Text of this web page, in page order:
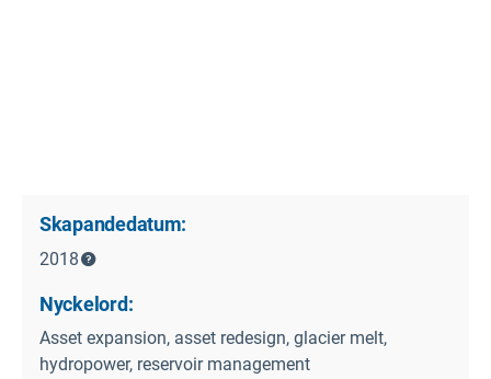
Skapandedatum:
2018
Nyckelord:
Asset expansion, asset redesign, glacier melt,
hydropower, reservoir management